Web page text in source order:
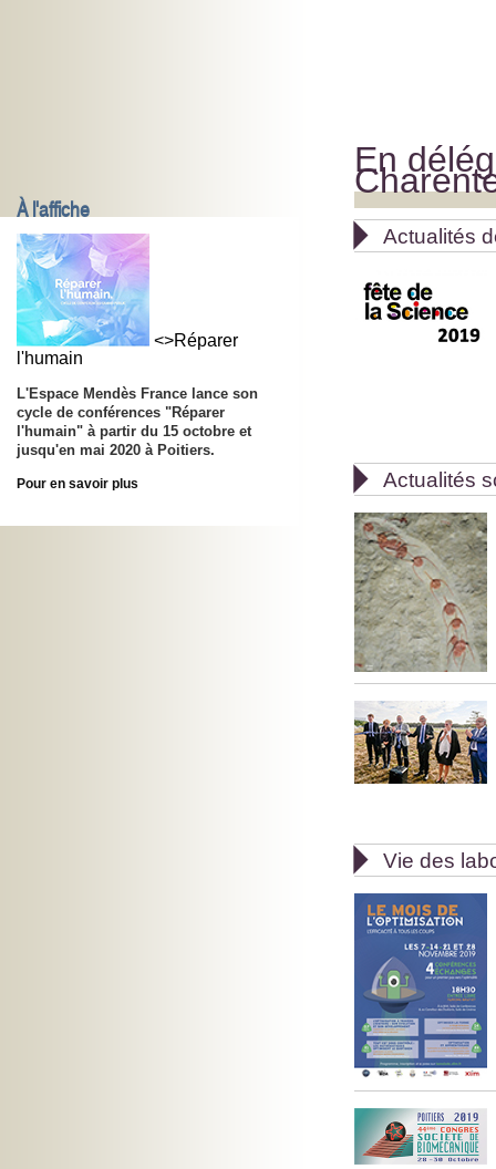
À l'affiche
<>Réparer
l'humain
L'Espace Mendès France lance son
cycle de conférences "Réparer
l'humain" à partir du 15 octobre et
jusqu'en mai 2020 à Poitiers.
Pour en savoir plus
En
 Actualités
 Actualités
 Vie des